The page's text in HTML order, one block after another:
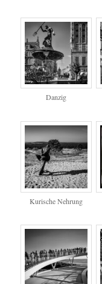
Danzig
Kurische Nehrung